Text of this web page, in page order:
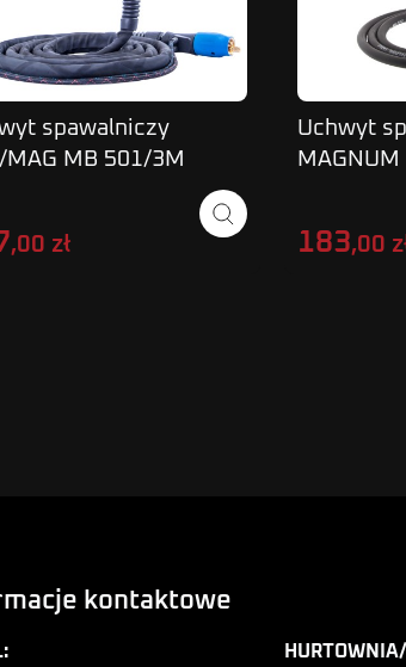
spawalniczy
MAG MB 501/3M
,00 zł
Uchwyt
183,00
kontaktowe